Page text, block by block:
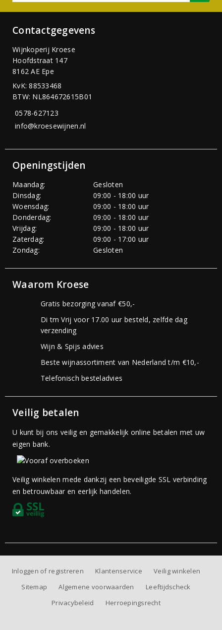
Contactgegevens
Wijnkoperij Kroese
Hoofdstraat 147
8162 AE Epe
KvK: 88533468
BTW: NL864672615B01
0578-627123
info@kroesewijnen.nl
Openingstijden
Maandag:
Gesloten
Dinsdag:
09:00 - 18:00 uur
Woensdag:
09:00 - 18:00 uur
Donderdag:
09:00 - 18:00 uur
Vrijdag:
09:00 - 18:00 uur
Zaterdag:
09:00 - 17:00 uur
Zondag:
Gesloten
Waarom Kroese
Gratis bezorging vanaf €50,-
Di tm Vrij voor 17.00 uur besteld, zelfde dag
verzending
Wijn & Spijs advies
Beste wijnassortiment van Nederland t/m €10,-
Telefonisch besteladvies
Veilig betalen
U kunt bij ons veilig en gemakkelijk online betalen met uw
eigen bank.
Veilig winkelen mede dankzij een beveiligde SSL verbinding
en betrouwbaar en eerlijk handelen.
Inloggen of registreren Klantenservice
Veilig winkelen
Sitemap
Algemene voorwaarden
Leeftijdscheck
Privacybeleid
Herroepingsrecht